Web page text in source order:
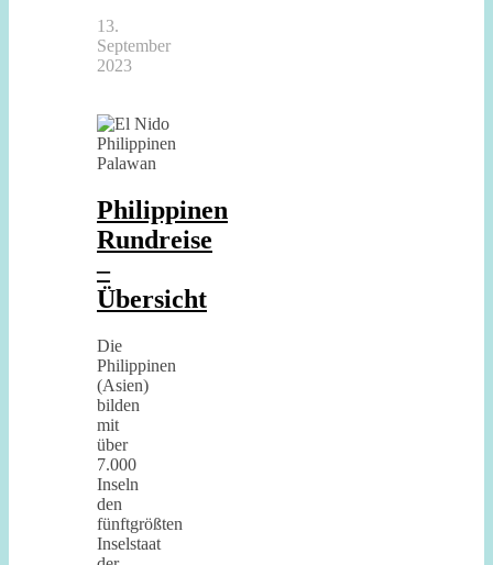
13.
September
2023
Philippinen
Rundreise
–
Übersicht
Die
Philippinen
(Asien)
bilden
mit
über
7.000
Inseln
den
fünftgrößten
Inselstaat